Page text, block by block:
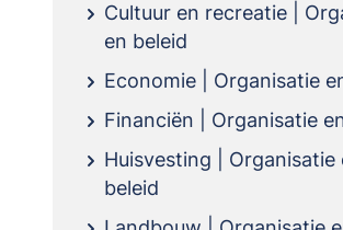
Cultuur en recreatie |
en beleid
Economie | Organisatie
Financiën | Organisatie
Huisvesting | Organisatie
beleid